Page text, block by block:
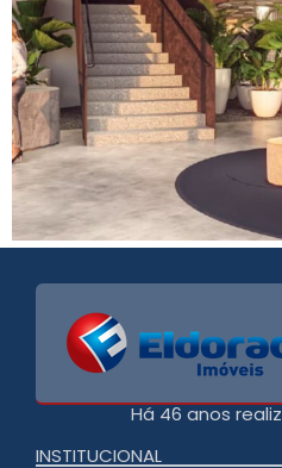
Há 46 anos
INSTITUCIONAL